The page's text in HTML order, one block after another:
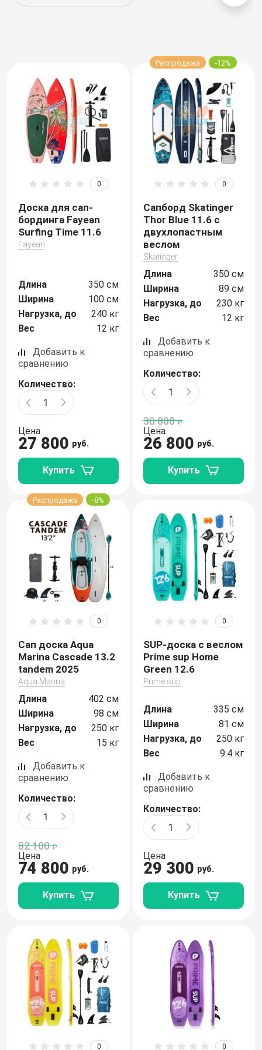
FB Sport
Funwater
Gladiator
Hydro Force
Iboard
Itiwit
JS
Lime sup
MoloBoard
Murtisol
Nautica
Ocean Trail
Pic Board
Prime sup
Santasup
Scirocco
Serf Pedal
Seasee
Space
Sports
Skatinger
Red Paddle
Victory
Walaw
Wave
ZAP
0
Доска для сап-
бординга Fayean
Surfing Time 11.6
Fayean
Длина
350 см
Ширина
100 см
Нагрузка, до
240 кг
Вес
12 кг
Добавить к
сравнению
Количество:
Цена
27 800 руб.
Купить
Распродажа -12%
0
Сапборд Skatinger
Thor Blue 11.6 с
двухлопастным
веслом
Skatinger
Длина
350 см
Ширина
89 см
Нагрузка, до
230 кг
Вес
12 кг
Добавить к
сравнению
Количество:
30 800
Цена
26 800 руб.
Купить
Распродажа -8%
0
Сап доска Aqua
Marina Cascade 13.2
tandem 2025
Aqua Marina
Длина
402 см
Ширина
98 см
Нагрузка, до
250 кг
Вес
15 кг
Добавить к
сравнению
Количество:
82 100
Цена
74 800 руб.
Купить
0
SUP-доска с веслом
Prime sup Home
Green 12.6
Prime sup
Длина
335 см
Ширина
81 см
Нагрузка, до
250 кг
Вес
9.4 кг
Добавить к
сравнению
Количество:
Цена
29 300 руб.
Купить
0 0